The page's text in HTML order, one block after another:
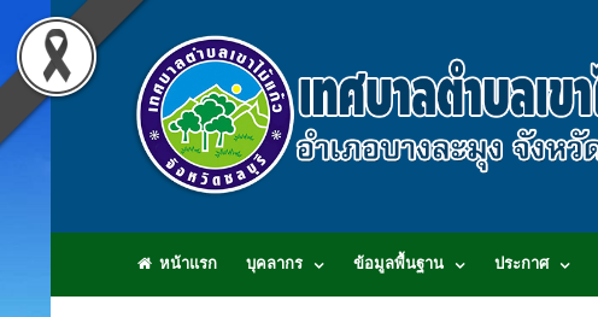
หน้าแรก บุคลากร ข้อมูลพื้นฐาน ประกาศ